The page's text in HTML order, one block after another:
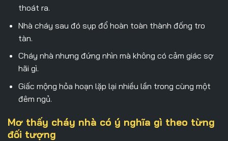
thoát ra.
Nhà cháy sau đó sụp đổ hoàn toàn thành đống tro
tàn.
Cháy nhà nhưng đứng nhìn mà không có cảm giác sợ
hãi gì.
Giấc mộng hỏa hoạn lặp lại nhiều lần trong cùng một
đêm ngủ.
Mơ thấy cháy nhà có ý nghĩa gì theo từng
đối tượng